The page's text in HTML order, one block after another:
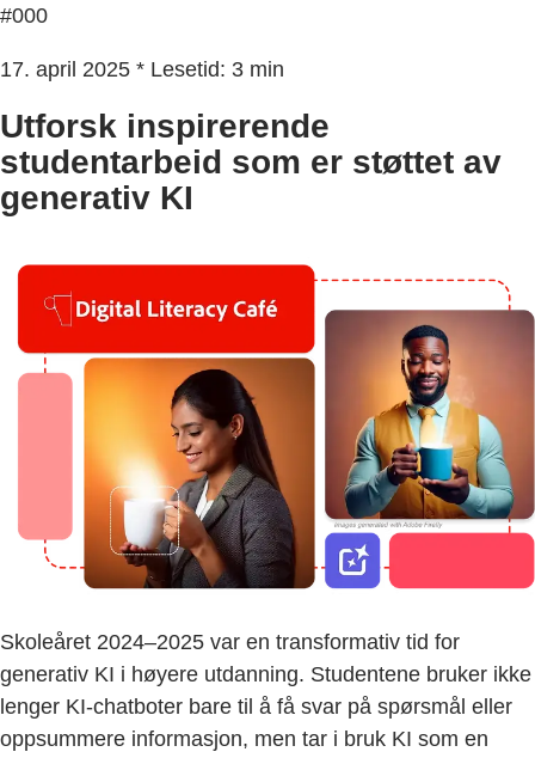
#000
17. april 2025 * Lesetid: 3 min
Utforsk inspirerende
studentarbeid som er støttet av
generativ KI
Skoleåret 2024–2025 var en transformativ tid for
generativ KI i høyere utdanning. Studentene bruker ikke
lenger KI-chatboter bare til å få svar på spørsmål eller
oppsummere informasjon, men tar i bruk KI som en